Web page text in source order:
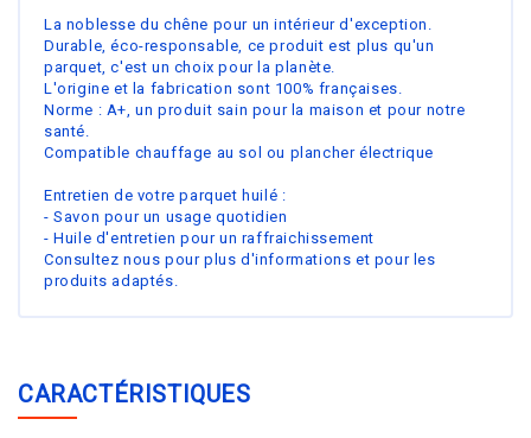
La noblesse du chêne pour un intérieur d'exception.
Durable, éco-responsable, ce produit est plus qu'un
parquet, c'est un choix pour la planète.
L'origine et la fabrication sont 100% françaises.
Norme : A+, un produit sain pour la maison et pour notre
santé.
Compatible chauffage au sol ou plancher électrique
Entretien de votre parquet huilé :
- Savon pour un usage quotidien
- Huile d'entretien pour un raffraichissement
Consultez nous pour plus d'informations et pour les
produits adaptés.
CARACTÉRISTIQUES